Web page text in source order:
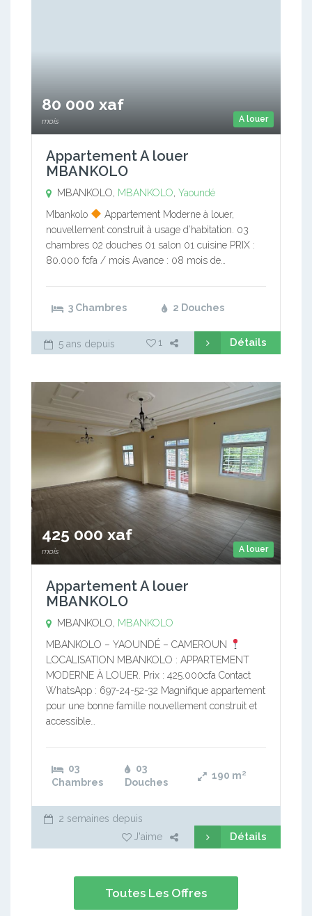
A louer
80 000 xaf
mois
Appartement A louer
MBANKOLO
MBANKOLO, MBANKOLO Yaoundé
Mbankolo
Appartement Moderne à louer,
nouvellement construit à usage d’habitation. 03
chambres 02 douches 01 salon 01 cuisine PRIX :
80.000 fcfa / mois Avance : 08 mois de…
3 Chambres 2 Douches
5 ans depuis 1 Détails
A louer
425 000 xaf
mois
Appartement A louer
MBANKOLO
MBANKOLO,
MBANKOLO
MBANKOLO – YAOUNDÉ – CAMEROUN
LOCALISATION MBANKOLO : APPARTEMENT
MODERNE À LOUER. Prix : 425.000cfa Contact
WhatsApp : 697-24-52-32 Magnifique appartement
pour une bonne famille nouvellement construit et
accessible…
03
Chambres
03
Douches
190 m²
2 semaines depuis
J'aime
Détails
Toutes Les Offres